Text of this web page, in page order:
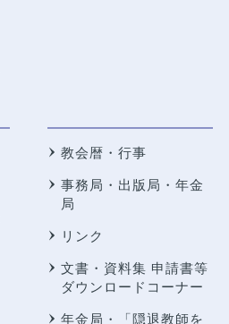
教会暦・行事
事務局・出版局・年金
局
リンク
文書・資料集 申請書等
ダウンロードコーナー
年金局・ 「隠退教師を